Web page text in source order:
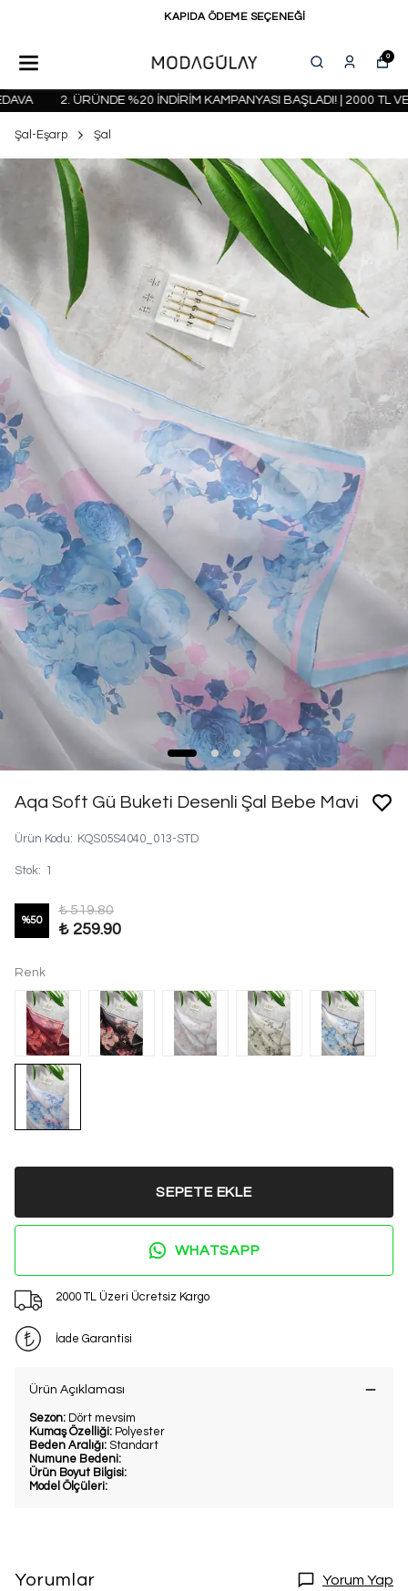
KAPIDA ÖDEME SEÇENEĞİ
0
2. ÜRÜNDE %20 İNDİRİM KAMPANYASI BAŞLADI! | 2000 TL VE
Şal-Eşarp Şal
Aqa Soft Gü Buketi Desenli Şal Bebe Mavi
Ürün Kodu: KQS05S4040_013-STD
Stok: 1
%50
₺ 519.80
₺ 259.90
Renk
SEPETE EKLE
WHATSAPP
2000 TL Üzeri Ücretsiz Kargo
İade Garantisi
Ürün Açıklaması
Sezon: Dört mevsim
Kumaş Özelliği: Polyester
Beden Aralığı: Standart
Numune Bedeni:
Ürün Boyut Bilgisi:
Model Ölçüleri:
Yorumlar Yorum Yap